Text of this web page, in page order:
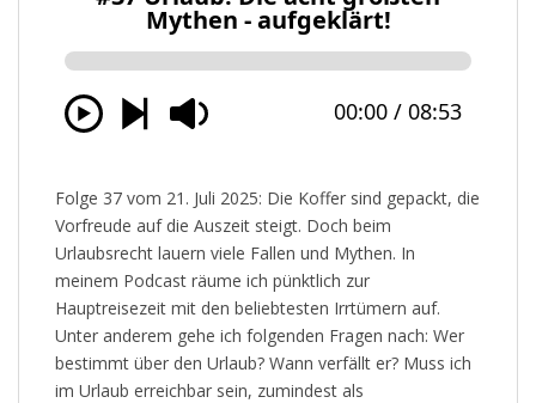
Folge 37 vom 21. Juli 2025: Die Koffer sind gepackt, die
Vorfreude auf die Auszeit steigt. Doch beim
Urlaubsrecht lauern viele Fallen und Mythen. In
meinem Podcast räume ich pünktlich zur
Hauptreisezeit mit den beliebtesten Irrtümern auf.
Unter anderem gehe ich folgenden Fragen nach: Wer
bestimmt über den Urlaub? Wann verfällt er? Muss ich
im Urlaub erreichbar sein, zumindest als